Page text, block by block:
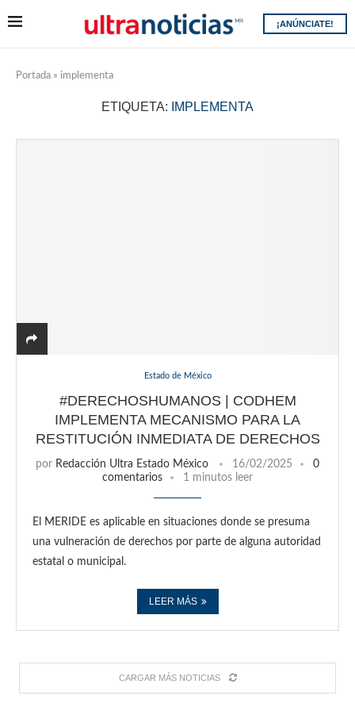
¡ANÚNCIATE!
Portada » implementa
ETIQUETA: IMPLEMENTA
Estado de México
#DERECHOSHUMANOS | CODHEM
IMPLEMENTA MECANISMO PARA LA
RESTITUCIÓN INMEDIATA DE DERECHOS
por Redacción Ultra Estado México 16/02/2025
0
comentarios
1 minutos leer
El MERIDE es aplicable en situaciones donde se presuma
una vulneración de derechos por parte de alguna autoridad
estatal o municipal.
LEER MÁS
CARGAR MÁS NOTICIAS